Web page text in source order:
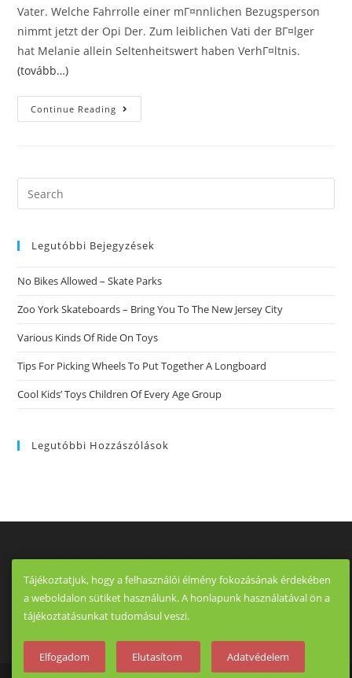
Vater. Welche Fahrrolle einer mГ¤nnlichen Bezugsperson
nimmt jetzt der Opi Der. Zum leiblichen Vati der BГ¤lger
hat Melanie allein Seltenheitswert haben VerhГ¤ltnis.
(tovább…)
Continue Reading Lass
Mich
UrsacheMГјtter
–
Diesseitigen
KerlUrsache
Search
this
Legutóbbi Bejegyzések
No Bikes Allowed – Skate Parks
Zoo York Skateboards – Bring You To The New Jersey City
Various Kinds Of Ride On Toys
Tips For Picking Wheels To Put Together A Longboard
Cool Kids’ Toys Children Of Every Age Group
Legutóbbi Hozzászólások
Tájékoztatjuk, hogy a felhasználói élmény fokozásának érdekében
a weboldalon sütiket használunk. A honlapunk használatával ön a
tájékoztatásunkat tudomásul veszi.
Elfogadom Elutasítom Adatvédelem